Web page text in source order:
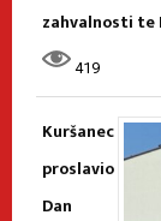
zahvalnosti
419
Kuršanec
proslavio
Dan